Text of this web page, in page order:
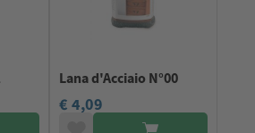
Lana d'Acciaio N°00
€ 4,09